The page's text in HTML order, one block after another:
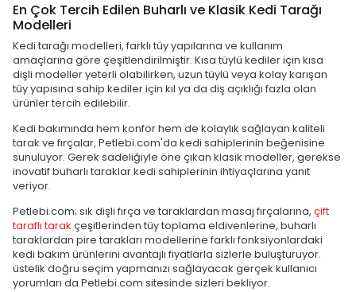
En Çok Tercih Edilen Buharlı ve Klasik Kedi Tarağı
Modelleri
Kedi tarağı modelleri, farklı tüy yapılarına ve kullanım
amaçlarına göre çeşitlendirilmiştir. Kısa tüylü kediler için kısa
dişli modeller yeterli olabilirken, uzun tüylü veya kolay karışan
tüy yapısına sahip kediler için kıl ya da diş açıklığı fazla olan
ürünler tercih edilebilir.
Kedi bakımında hem konfor hem de kolaylık sağlayan kaliteli
tarak ve fırçalar, Petlebi.com'da kedi sahiplerinin beğenisine
sunuluyor. Gerek sadeliğiyle öne çıkan klasik modeller, gerekse
inovatif buharlı taraklar kedi sahiplerinin ihtiyaçlarına yanıt
veriyor.
Petlebi.com; sık dişli fırça ve taraklardan masaj fırçalarına, çift
taraflı tarak çeşitlerinden tüy toplama eldivenlerine, buharlı
taraklardan pire tarakları modellerine farklı fonksiyonlardaki
kedi bakım ürünlerini avantajlı fiyatlarla sizlerle buluşturuyor.
üstelik doğru seçim yapmanızı sağlayacak gerçek kullanıcı
yorumları da Petlebi.com sitesinde sizleri bekliyor.